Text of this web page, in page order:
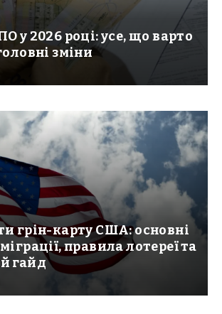
у 2026 році: усе, що варто
зміни
грін-карту США: основні
правила лотереї та
гайд